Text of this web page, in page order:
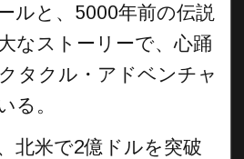
ルと、5000年前の伝説
なストーリーで、心踊
タクル・アドベンチャ
る。
北米で2億ドルを突破